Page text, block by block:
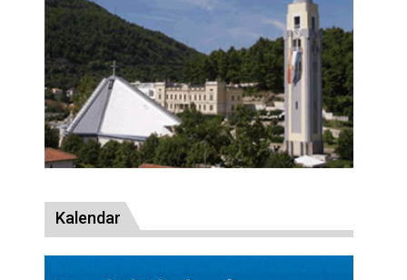
Kalendar